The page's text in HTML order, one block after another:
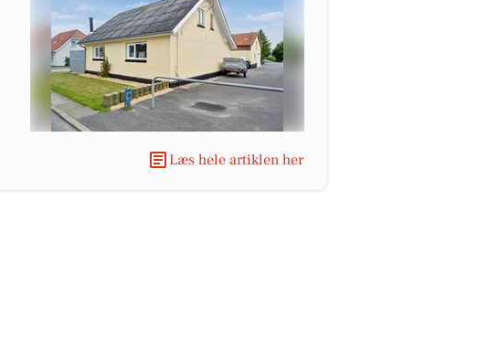
Læs hele artiklen her